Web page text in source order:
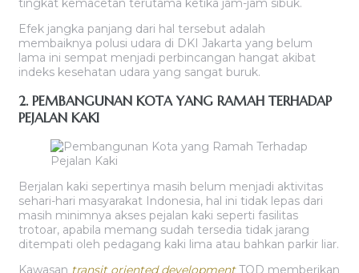
tingkat kemacetan terutama ketika jam-jam sibuk.
Efek jangka panjang dari hal tersebut adalah
membaiknya polusi udara di DKI Jakarta yang belum
lama ini sempat menjadi perbincangan hangat akibat
indeks kesehatan udara yang sangat buruk.
2. PEMBANGUNAN KOTA YANG RAMAH TERHADAP
PEJALAN KAKI
Berjalan kaki sepertinya masih belum menjadi aktivitas
sehari-hari masyarakat Indonesia, hal ini tidak lepas dari
masih minimnya akses pejalan kaki seperti fasilitas
trotoar, apabila memang sudah tersedia tidak jarang
ditempati oleh pedagang kaki lima atau bahkan parkir liar.
Kawasan transit oriented developmentTOD memberikan